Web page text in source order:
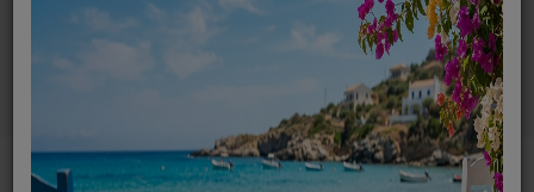
0
Ανταλλακτικά ηλεκτρικών συσκευών MENU